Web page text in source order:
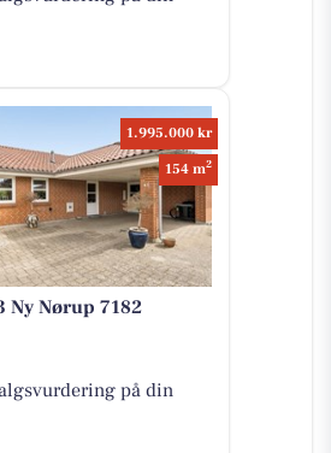
1.995.000 kr
154 m2
Ny Nørup 7182
på din